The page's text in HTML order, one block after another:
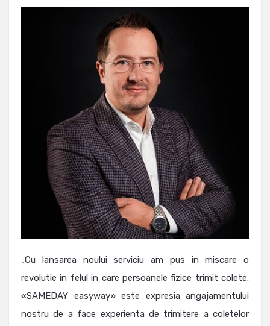
„Cu lansarea noului serviciu am pus in miscare o
revolutie in felul in care persoanele fizice trimit colete.
«SAMEDAY easyway» este expresia angajamentului
nostru de a face experienta de trimitere a coletelor